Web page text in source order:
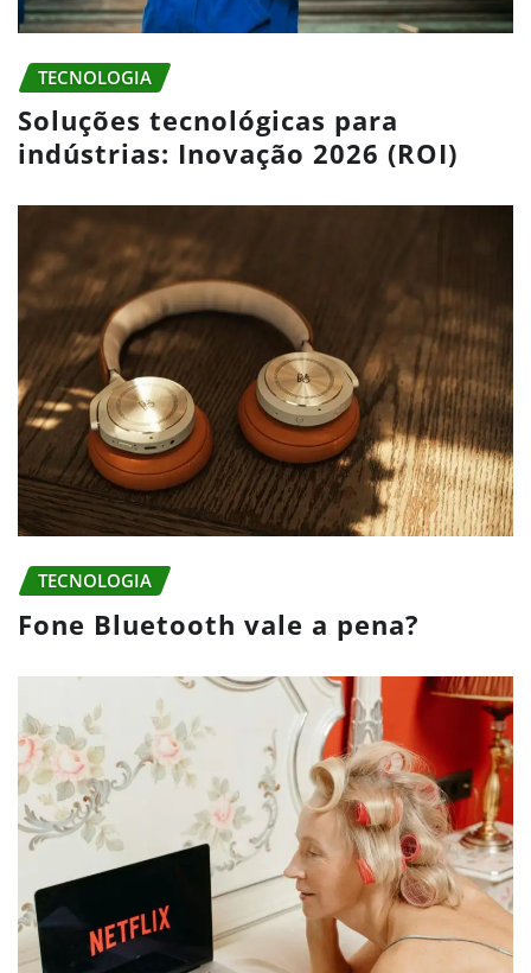
TECNOLOGIA
Soluções tecnológicas para
indústrias: Inovação 2026 (ROI)
TECNOLOGIA
Fone Bluetooth vale a pena?